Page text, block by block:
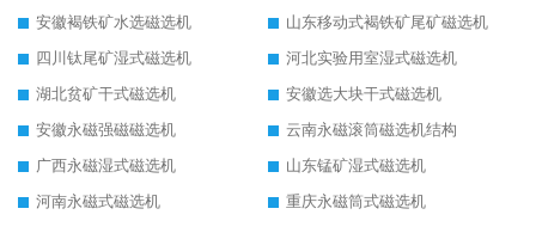
安徽褐铁矿水选磁选机
山东移动式褐铁矿尾矿磁选机
四川钛尾矿湿式磁选机
河北实验用室湿式磁选机
湖北贫矿干式磁选机
安徽选大块干式磁选机
安徽永磁强磁磁选机
云南永磁滚筒磁选机结构
广西永磁湿式磁选机
山东锰矿湿式磁选机
河南永磁式磁选机
重庆永磁筒式磁选机